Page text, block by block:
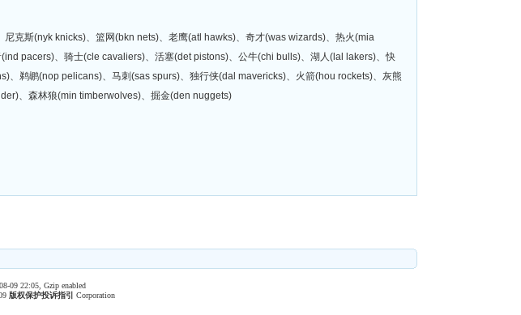
克斯(nyk knicks)、篮网(bkn nets)、老鹰(atl hawks)、奇才(was wizards)、热火(mia
pacers)、骑士(cle cavaliers)、活塞(det pistons)、公牛(chi bulls)、湖人(lal lakers)、快
鹈鹕(nop pelicans)、马刺(sas spurs)、独行侠(dal mavericks)、火箭(hou rockets)、灰熊
、森林狼(min timberwolves)、掘金(den nuggets)
09 22:05, Gzip enabled
版权保护投诉指引 Corporation